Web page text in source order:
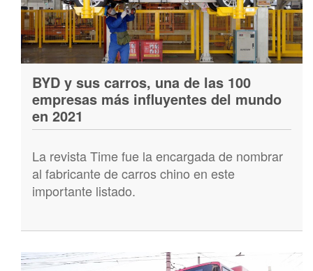
BYD y sus carros, una de las 100
empresas más influyentes del mundo
en 2021
La revista Time fue la encargada de nombrar
al fabricante de carros chino en este
importante listado.